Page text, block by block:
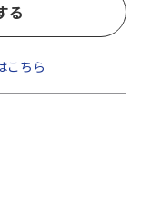
る
こちら